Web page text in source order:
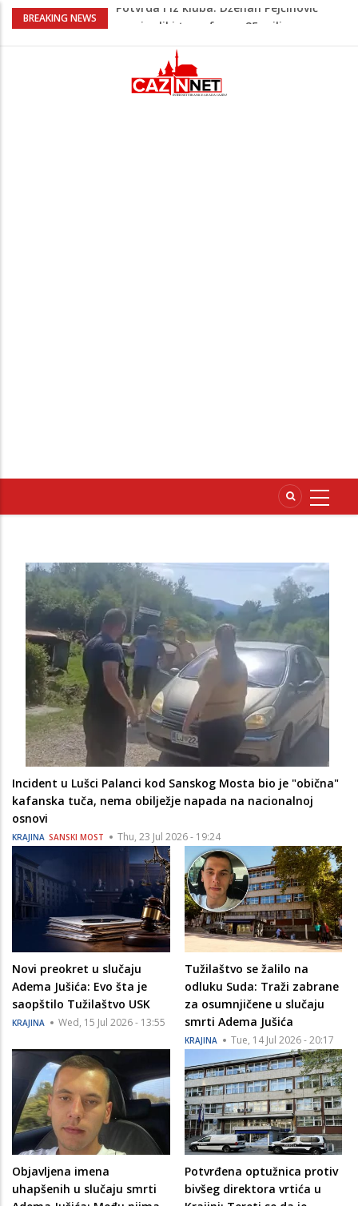
BREAKING NEWS
Psihijatrica: Ovo je greška koju većina
tinejdžerima
Na Ahiret preselila Tahirović (rođ.
Ćoralić) Alije
Incident u Lušci Palanci kod Sanskog Mosta bio je "obična"
kafanska tuča, nema obilježje napada na nacionalnoj
osnovi
KRAJINA SANSKI MOST Thu, 23 Jul 2026 - 19:24
Novi preokret u slučaju
Adema Jušića: Evo šta je
saopštilo Tužilaštvo USK
KRAJINA Wed, 15 Jul 2026 - 13:55
Tužilaštvo se žalilo na
odluku Suda: Traži zabrane
za osumnjičene u slučaju
smrti Adema Jušića
KRAJINA Tue, 14 Jul 2026 - 20:17
Objavljena imena
uhapšenih u slučaju smrti
Potvrđena optužnica protiv
bivšeg direktora vrtića u